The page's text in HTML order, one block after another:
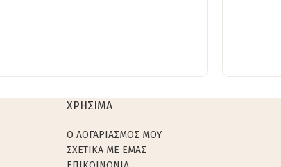
ΧΡΗΣΙΜΑ
Ο ΛΟΓΑΡΙΑΣΜΟΣ ΜΟΥ
ΣΧΕΤΙΚΑ ΜΕ ΕΜΑΣ